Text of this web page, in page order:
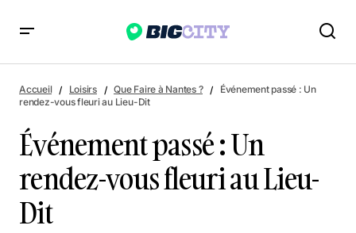
Événement passé : Un rendez-vous fleuri au Lieu-Dit
Accueil Loisirs Que Faire à Nantes ?
Événement passé : Un
rendez-vous fleuri au Lieu-Dit
Événement passé : Un
rendez-vous fleuri au Lieu-
Dit